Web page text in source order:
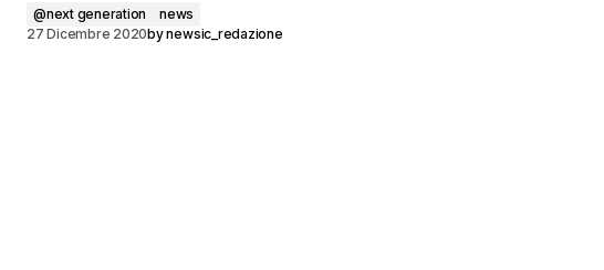
@next generation
news
27 Dicembre 2020bynewsic_redazione